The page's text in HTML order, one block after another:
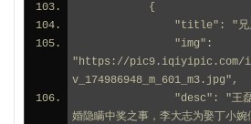
            {
"https://pic9.iqiyipic.com/
v_174986948_m_601_m3.jpg",
婚隐瞒中奖之事，李大志为娶丁小